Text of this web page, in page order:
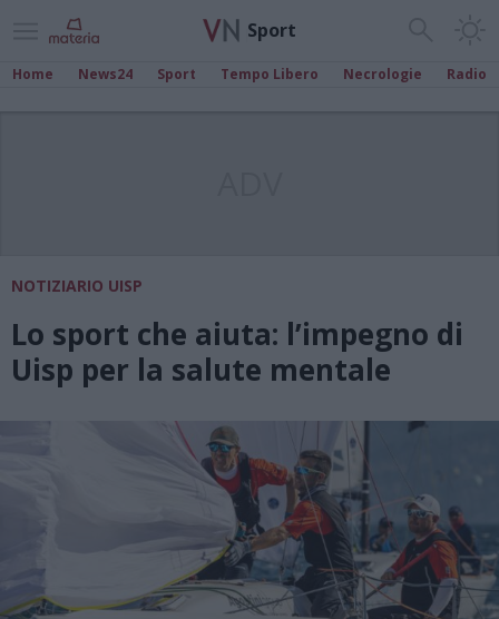
Sport
Home News24 Sport Tempo Libero Necrologie Radio
NOTIZIARIO UISP
Lo sport che aiuta: l’impegno di
Uisp per la salute mentale